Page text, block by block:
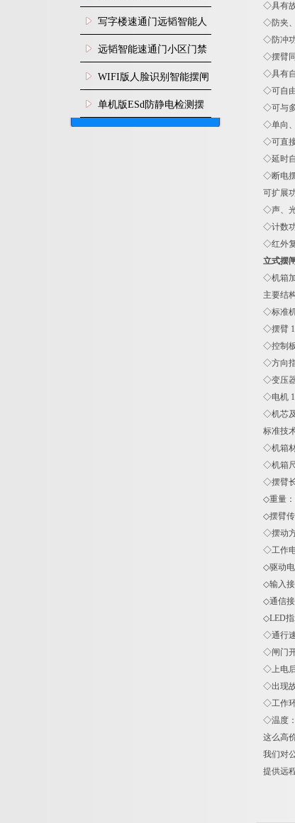
防尾随静音速通门
写字楼速通门远韬智能人
脸识别快速通道闸
远韬智能速通门小区门禁
闸机食堂消费摆闸
WIFI版人脸识别智能摆闸
机
单机版ESd防静电检测摆
闸机
◇具有
◇防夹
◇防冲
◇摆臂
◇具有
◇可自
◇可与
◇单向
◇可直
◇延时
◇断电
可扩展
◇声、
◇计数
◇红外
立式摆
◇机箱
主要结
◇标准
◇摆臂
◇控制
◇方向
◇变压
◇电机
◇机芯
标准技
◇机箱
◇机箱尺
◇摆臂
◇重量
◇摆臂
◇摆动
◇工作
◇驱动
◇输入
◇通信接
◇LED指
◇通行速
◇闸门
◇上电
◇出现
◇工作
◇温度
这么高
我们对
提供远